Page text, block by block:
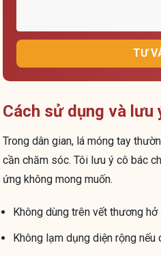
TƯ
Cách sử dụng và lưu
Trong dân gian, lá móng tay
cần chăm sóc. Tôi lưu ý cô bác
ứng không mong muốn.
Không dùng trên vết thương
Không lạm dụng diện rộng nếu